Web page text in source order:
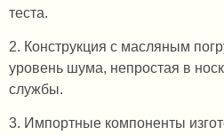
теста.
2. Конструкция с масляным
уровень шума, непростая в
службы.
3. Импортные компоненты